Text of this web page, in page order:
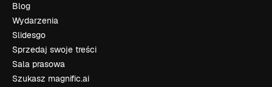
Blog
Wydarzenia
Slidesgo
Sprzedaj swoje treści
Sala prasowa
Szukasz magnific.ai